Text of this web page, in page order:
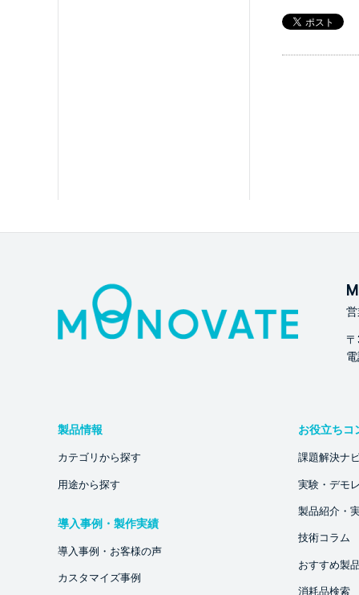
製品情報
カテゴリから探す
用途から探す
導入事例・製作実績
導入事例・お客様の声
カスタマイズ事例
お役立ちコ
課題解決ナ
実験・デモ
製品紹介・
技術コラム
おすすめ製
消耗品検索